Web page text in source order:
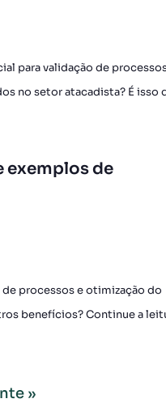
para validação de
no setor atacadista? É isso
exemplos de
processos e otimização do
benefícios? Continue a
»